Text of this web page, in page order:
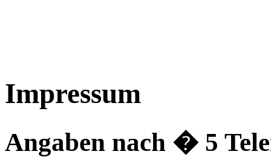
Impressum
Angaben nach � 5